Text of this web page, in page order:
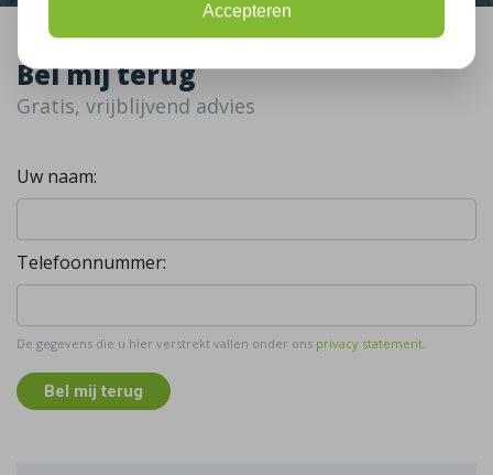
Bel mij terug
Gratis, vrijblijvend advies
Uw naam:
Telefoonnummer:
De gegevens die u hier verstrekt vallen onder ons privacy statement.
Bel mij terug
Accepteren